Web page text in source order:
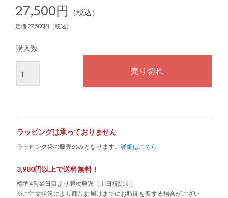
27,500円 （税込）
定価 27,500円（税込）
購入数
ラッピングは承っておりません
ラッピング袋の販売のみとなります。詳細はこちら
3,980円以上で送料無料！
標準4営業日目より順次発送（土日祝除く）
※ご注文状況により商品お届けまでにお時間を要する場合がござい